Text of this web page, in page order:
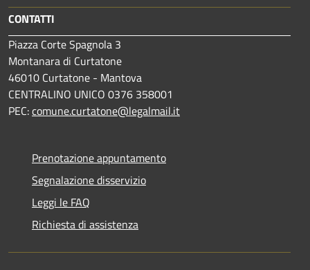
CONTATTI
Piazza Corte Spagnola 3
Montanara di Curtatone
46010 Curtatone - Mantova
CENTRALINO UNICO 0376 358001
PEC:comune.curtatone@legalmail.it
Prenotazione appuntamento
Segnalazione disservizio
Leggi le FAQ
Richiesta di assistenza